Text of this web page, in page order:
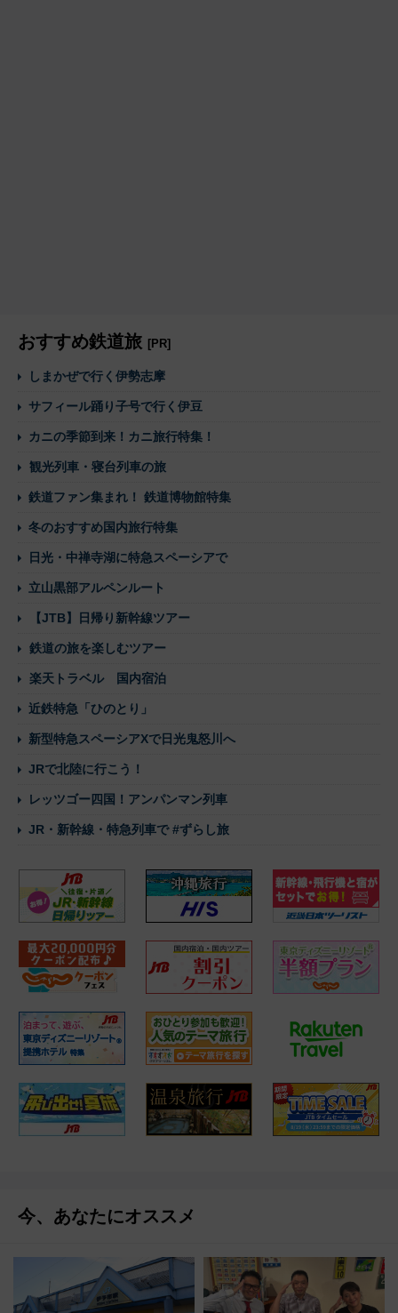
おすすめ鉄道旅 [PR]
しまかぜで行く伊勢志摩
サフィール踊り子号で行く伊豆
カニの季節到来！カニ旅行特集！
観光列車・寝台列車の旅
鉄道ファン集まれ！ 鉄道博物館特集
冬のおすすめ国内旅行特集
日光・中禅寺湖に特急スペーシアで
立山黒部アルペンルート
【JTB】日帰り新幹線ツアー
鉄道の旅を楽しむツアー
楽天トラベル 国内宿泊
近鉄特急「ひのとり」
新型特急スペーシアXで日光鬼怒川へ
JRで北陸に行こう！
レッツゴー四国！アンパンマン列車
JR・新幹線・特急列車で #ずらし旅
今、あなたにオススメ